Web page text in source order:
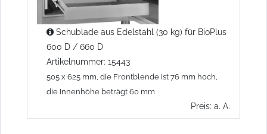
Schublade aus Edelstahl (30 kg) für BioPlus
600 D / 660 D
Artikelnummer: 15443
505 x 625 mm, die Frontblende ist 76 mm hoch,
die Innenhöhe beträgt 60 mm
Preis: a. A.